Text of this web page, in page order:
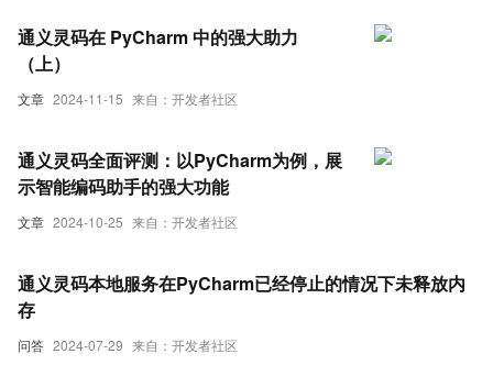
文章 2024-11-15 来自：开发者社区
通义灵码在 PyCharm 中的强大助力
（上）
文章 2024-10-25 来自：开发者社区
通义灵码全面评测：以PyCharm为例，展
示智能编码助手的强大功能
问答 2024-07-29 来自：开发者社区
通义灵码本地服务在PyCharm已经停止的情况下未释放内
存